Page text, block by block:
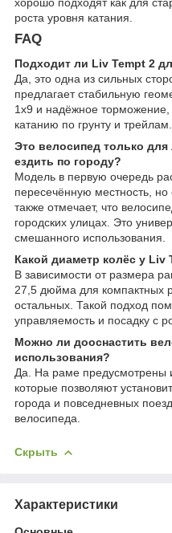
роста уровня катания.
FAQ
Подходит ли Liv Tempt 2
Да, это одна из сильных
предлагает стабильную
1x9 и надёжное торможение,
катанию по грунту и трейлам.
Это велосипед только
ездить по городу?
Модель в первую очередь
пересечённую местность,
также отмечает, что
городских улицах. Это
смешанного использования.
Какой диаметр колёс у Liv
В зависимости от размера
27,5 дюйма для компактных
остальных. Такой подход
управляемость и посадку с
Можно ли дооснастить
использования?
Да. На раме предусмотрены
которые позволяют
города и повседневных
велосипеда.
Скрыть
Характеристики